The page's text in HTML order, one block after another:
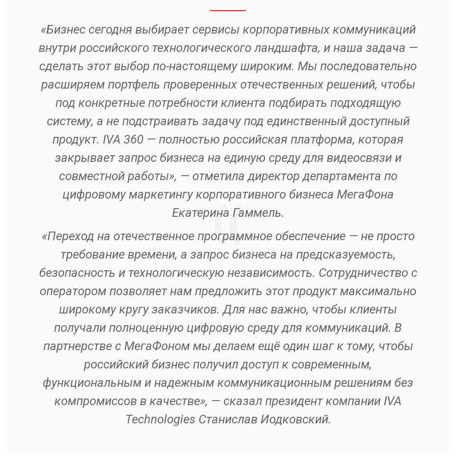
«Бизнес сегодня выбирает сервисы корпоративных коммуникаций
внутри российского технологического ландшафта, и наша задача —
сделать этот выбор по-настоящему широким. Мы последовательно
расширяем портфель проверенных отечественных решений, чтобы
под конкретные потребности клиента подбирать подходящую
систему, а не подстраивать задачу под единственный доступный
продукт. IVA 360 — полностью российская платформа, которая
закрывает запрос бизнеса на единую среду для видеосвязи и
совместной работы», — отметила директор департамента по
цифровому маркетингу корпоративного бизнеса МегаФона
Екатерина Гаммель.
«Переход на отечественное программное обеспечение — не просто
требование времени, а запрос бизнеса на предсказуемость,
безопасность и технологическую независимость. Сотрудничество с
оператором позволяет нам предложить этот продукт максимально
широкому кругу заказчиков. Для нас важно, чтобы клиенты
получали полноценную цифровую среду для коммуникаций. В
партнерстве с МегаФоном мы делаем ещё один шаг к тому, чтобы
российский бизнес получил доступ к современным,
функциональным и надежным коммуникационным решениям без
компромиссов в качестве», — сказал президент компании IVA
Technologies Станислав Иодковский.